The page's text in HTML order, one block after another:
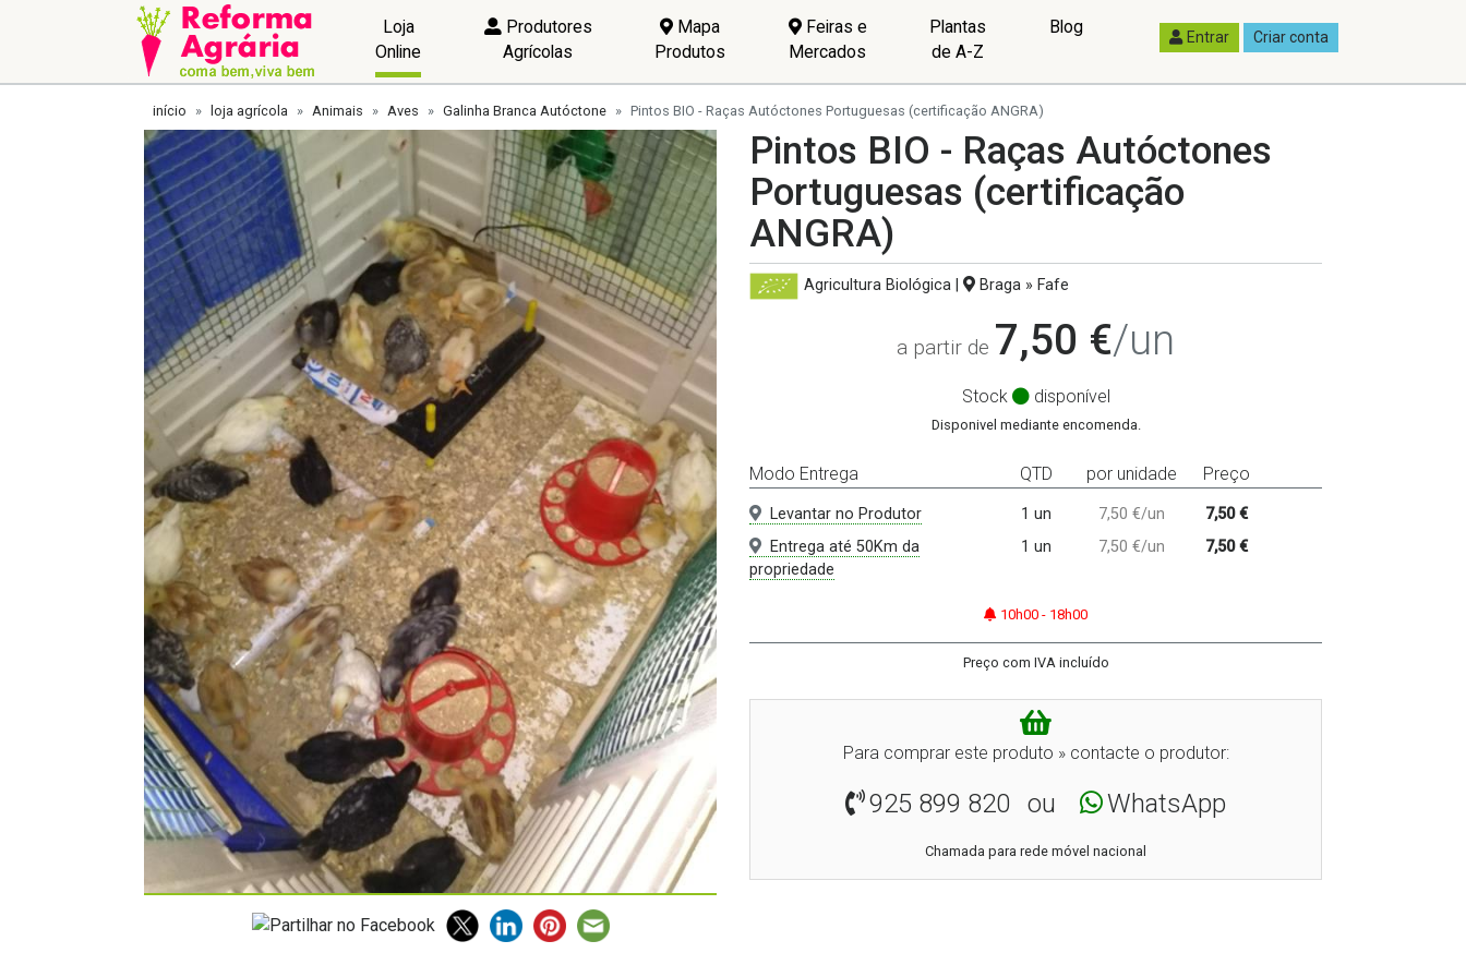
Loja
Online
Produtores
Agrícolas
Mapa
Produtos
Feiras e
Mercados
Plantas
de A-Z
Blog Entrar Criar conta
início loja agrícola Animais Aves Galinha Branca Autóctone Pintos BIO - Raças Autóctones Portuguesas (certificação ANGRA)
Pintos BIO - Raças Autóctones
Portuguesas (certificação
ANGRA)
Agricultura Biológica| Braga » Fafe
a partir de 7,50 €/un
Stock disponível
Disponivel mediante encomenda.
Modo Entrega QTD por unidade Preço
Levantar no Produtor 1 un 7,50 €/un
7,50 €
Entrega até 50Km da
propriedade
1 un 7,50 €/un 7,50 €
10h00 - 18h00
Preço com IVA incluído
Para comprar este produto » contacte o produtor:
925 899 820 ou WhatsApp
Chamada para rede móvel nacional